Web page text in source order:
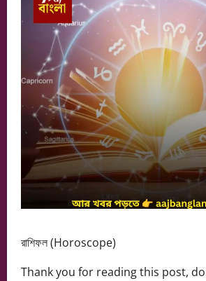
রাশিফল (Horoscope)
Thank you for reading this post,